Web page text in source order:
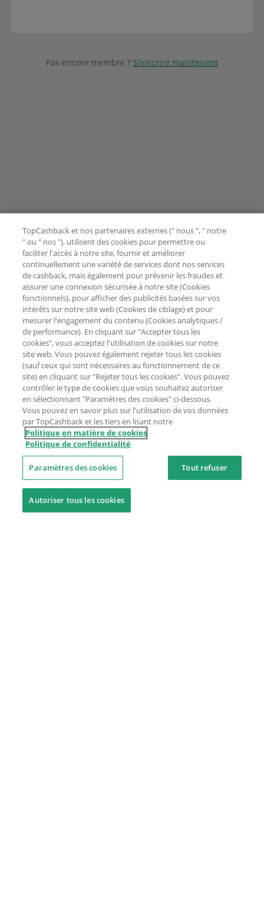
Pas encore membre ? S'inscrire maintenant
TopCashback et nos partenaires externes (" nous ", " notre
" ou " nos "), utilisent des cookies pour permettre ou
faciliter l'accès à notre site, fournir et améliorer
continuellement une variété de services dont nos services
de cashback, mais également pour prévenir les fraudes et
assurer une connexion sécurisée à notre site (Cookies
fonctionnels), pour afficher des publicités basées sur vos
intérêts sur notre site web (Cookies de ciblage) et pour
mesurer l'engagement du contenu (Cookies analytiques /
de performance). En cliquant sur "Accepter tous les
cookies", vous acceptez l'utilisation de cookies sur notre
site web. Vous pouvez également rejeter tous les cookies
(sauf ceux qui sont nécessaires au fonctionnement de ce
site) en cliquant sur "Rejeter tous les cookies". Vous pouvez
contrôler le type de cookies que vous souhaitez autoriser
en sélectionnant "Paramètres des cookies" ci-dessous.
Vous pouvez en savoir plus sur l'utilisation de vos données
par TopCashback et les tiers en lisant notre
Politique en matière de cookies
Politique de confidentialité
Paramètres des cookies Tout refuser
Autoriser tous les cookies